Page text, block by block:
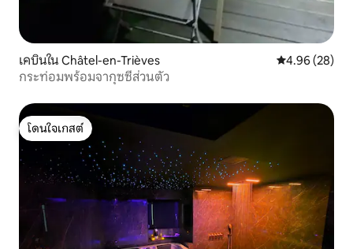
เคบินใน Châtel-en-Trièves คะแนนเฉลี่ย
4.96 (28)
กระท่อมพร้อมจากุซซี่ส่วนตัว
โดนใจเกสต์
โดนใจเกสต์